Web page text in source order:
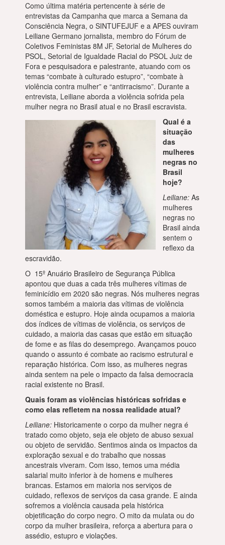
Como última matéria pertencente à série de
entrevistas da Campanha que marca a Semana da
Consciência Negra, o SINTUFEJUF e a APES ouviram
Leiliane Germano jornalista, membro do Fórum de
Coletivos Feministas 8M JF, Setorial de Mulheres do
PSOL, Setorial de Igualdade Racial do PSOL Juiz de
Fora e pesquisadora e palestrante, atuando com os
temas “combate à culturado estupro”, “combate à
violência contra mulher” e “antirracismo”. Durante a
entrevista, Leiliane aborda a violência sofrida pela
mulher negra no Brasil atual e no Brasil escravista.
Qual é a
situação
das
mulheres
negras no
Brasil
hoje?
Leiliane: As
mulheres
negras no
Brasil ainda
sentem o
reflexo da
escravidão.
O 15º Anuário Brasileiro de Segurança Pública
apontou que duas a cada três mulheres vítimas de
feminicídio em 2020 são negras. Nós mulheres negras
somos também a maioria das vítimas de violência
doméstica e estupro. Hoje ainda ocupamos a maioria
dos índices de vítimas de violência, os serviços de
cuidado, a maioria das casas que estão em situação
de fome e as filas do desemprego. Avançamos pouco
quando o assunto é combate ao racismo estrutural e
reparação histórica. Com isso, as mulheres negras
ainda sentem na pele o impacto da falsa democracia
racial existente no Brasil.
Quais foram as violências históricas sofridas e
como elas refletem na nossa realidade atual?
Leiliane: Historicamente o corpo da mulher negra é
tratado como objeto, seja ele objeto de abuso sexual
ou objeto de servidão. Sentimos ainda os impactos da
exploração sexual e do trabalho que nossas
ancestrais viveram. Com isso, temos uma média
salarial muito inferior à de homens e mulheres
brancas. Estamos em maioria nos serviços de
cuidado, reflexos de serviços da casa grande. E ainda
sofremos a violência causada pela histórica
objetificação do corpo negro. O mito da mulata ou do
corpo da mulher brasileira, reforça a abertura para o
assédio, estupro e violações.